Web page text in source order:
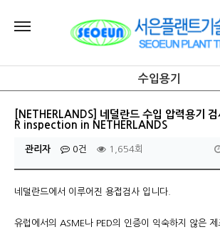
수입용기
[NETHERLANDS] 네덜란드 수입 압력용기
R inspection in NETHERLANDS
관리자 0건 1,654회
네덜란드에서 이루어진 용접검사 입니다.
유럽에서의 ASME나 PED의 인증이 익숙하지 않은